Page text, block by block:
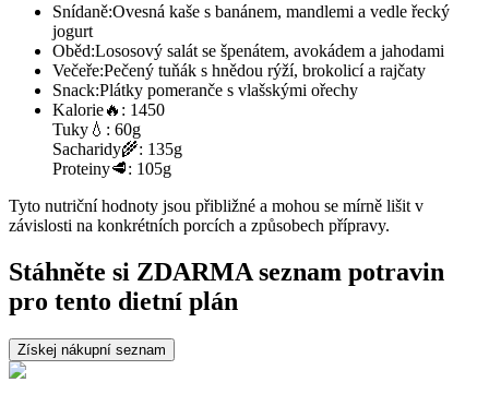
Snídaně:Ovesná kaše s banánem, mandlemi a vedle řecký
jogurt
Oběd:Lososový salát se špenátem, avokádem a jahodami
Večeře:Pečený tuňák s hnědou rýží, brokolicí a rajčaty
Snack:Plátky pomeranče s vlašskými ořechy
Kalorie🔥: 1450
Tuky 💧: 60g
Sacharidy🌾: 135g
Proteiny🥩: 105g
Tyto nutriční hodnoty jsou přibližné a mohou se mírně lišit v
závislosti na konkrétních porcích a způsobech přípravy.
Stáhněte si ZDARMA seznam potravin
pro tento dietní plán
Získej nákupní seznam